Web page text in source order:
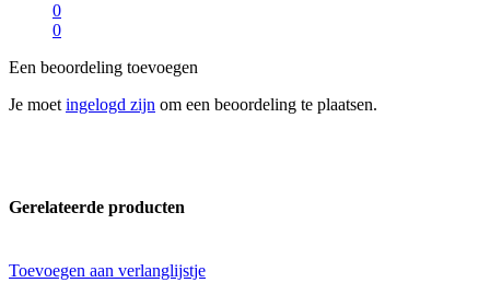
0
0
Een beoordeling toevoegen
Je moet ingelogd zijn om een beoordeling te plaatsen.
Gerelateerde producten
Toevoegen aan verlanglijstje